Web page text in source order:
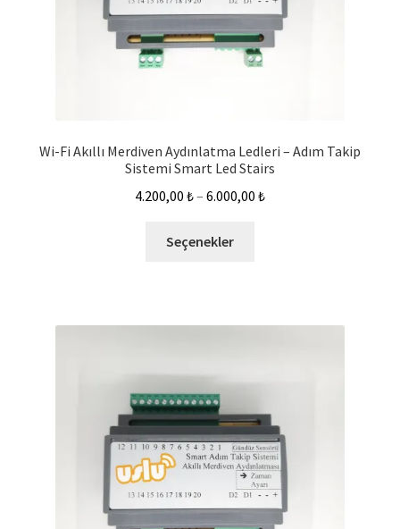
Wi-Fi Akıllı Merdiven Aydınlatma Ledleri – Adım Takip
Sistemi Smart Led Stairs
4.200,00 ₺– 6.000,00 ₺
Seçenekler